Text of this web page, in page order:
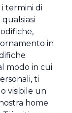
termini di
in
modo in cui
ti
visibile un
home